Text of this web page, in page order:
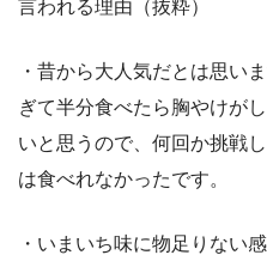
言われる理由（抜粋）
・昔から大人気だとは思い
ぎて半分食べたら胸やけが
いと思うので、何回か挑戦
は食べれなかったです。
・いまいち味に物足りない